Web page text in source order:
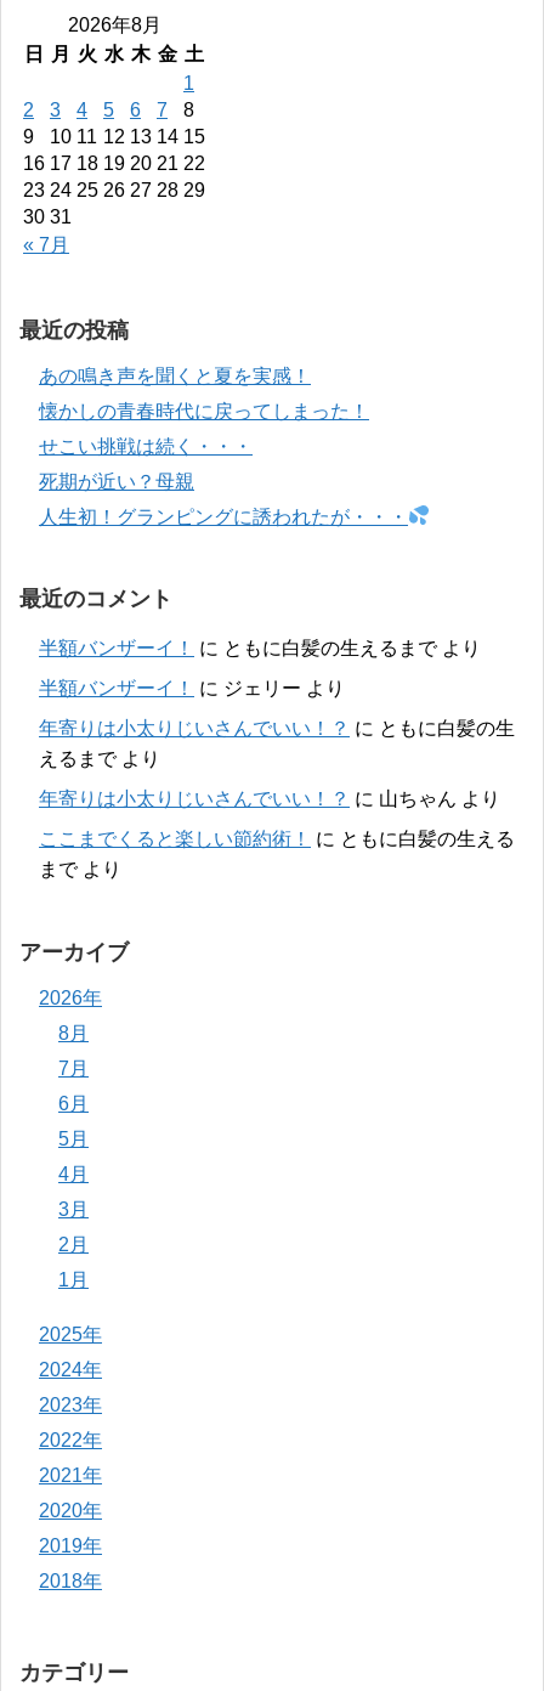
2026年8月
日
月 火 水 木 金 土
« 7月
1
2
3 4 5 6 7
8
9
10 11 12 13 14 15
16 17 18 19 20 21 22
23 24 25 26 27 28 29
30 31
最近の投稿
あの鳴き声を聞くと夏を実感！
懐かしの青春時代に戻ってしまった！
せこい挑戦は続く・・・
死期が近い？母親
人生初！グランピングに誘われたが・・・
最近のコメント
半額バンザーイ！ に ともに白髪の生えるまでより
半額バンザーイ！
に ジェリー より
年寄りは小太りじいさんでいい！？ に ともに白髪の生
えるまでより
年寄りは小太りじいさんでいい！？ に 山ちゃん より
ここまでくると楽しい節約術！
に ともに白髪の生える
までより
アーカイブ
2026年
8月
7月
6月
5月
4月
3月
2月
1月
2025年
2024年
2023年
2022年
2021年
2020年
2019年
2018年
カテゴリー